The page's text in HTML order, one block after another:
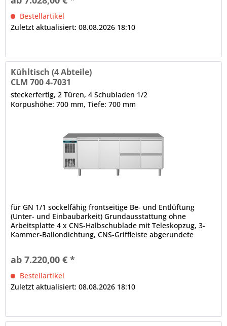
Ein-/Aus-Schalter, HACCP-Kontrollfunktion,...
Bestellartikel
Zuletzt aktualisiert: 08.08.2026 18:10
Kühltisch (4 Abteile)
CLM 700 4-7031
steckerfertig, 2 Türen, 4 Schubladen 1/2
Korpushöhe: 700 mm, Tiefe: 700 mm
für GN 1/1 sockelfähig frontseitige Be- und Entlüftung
(Unter- und Einbaubarkeit) Grundausstattung ohne
Arbeitsplatte 4 x CNS-Halbschublade mit Teleskopzug, 3-
Kammer-Ballondichtung, CNS-Griffleiste abgerundete
Ein-/Aus-Schalter, HACCP-Kontrollfunktion,...
ab 7.220,00 € *
Bestellartikel
Zuletzt aktualisiert: 08.08.2026 18:10